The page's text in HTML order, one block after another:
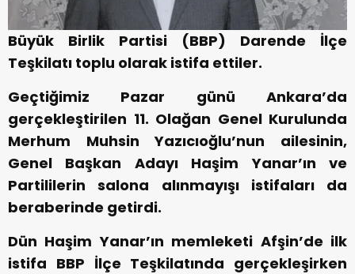
Büyük Birlik Partisi (BBP) Darende İlçe
Teşkilatı toplu olarak istifa ettiler.
Geçtiğimiz Pazar günü Ankara’da
gerçekleştirilen 11. Olağan Genel Kurulunda
Merhum Muhsin Yazıcıoğlu’nun ailesinin,
Genel Başkan Adayı Haşim Yanar’ın ve
Partililerin salona alınmayışı istifaları da
beraberinde getirdi.
Dün Haşim Yanar’ın memleketi Afşin’de ilk
istifa BBP İlçe Teşkilatında gerçekleşirken